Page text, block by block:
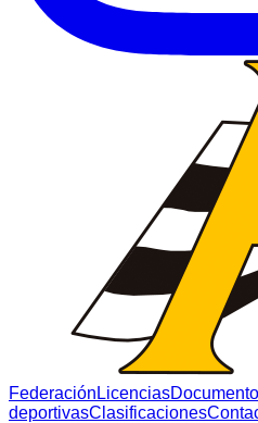
Federación Licencias
deportivasClasificaciones